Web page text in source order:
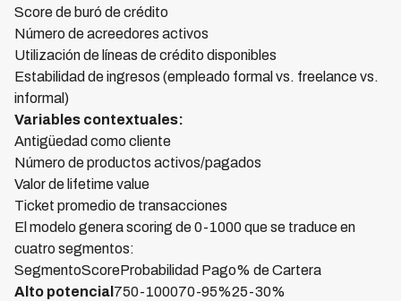
Score de buró de crédito
Número de acreedores activos
Utilización de líneas de crédito disponibles
Estabilidad de ingresos (empleado formal vs. freelance vs.
informal)
Variables contextuales:
Antigüedad como cliente
Número de productos activos/pagados
Valor de lifetime value
Ticket promedio de transacciones
El modelo genera scoring de 0-1000 que se traduce en
cuatro segmentos:
SegmentoScoreProbabilidad Pago% de Cartera
Alto potencial 750-100070-95%25-30%